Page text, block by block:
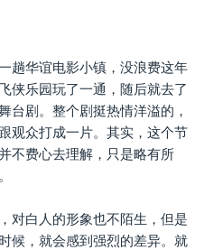
趟华谊电影小镇，没浪费这年
侠乐园玩了一通，随后就去了
台剧。整个剧挺热情洋溢的，
观众打成一片。其实，这个节
不费心去理解，只是略有所
对白人的形象也不陌生，但是
候，就会感到强烈的差异。就